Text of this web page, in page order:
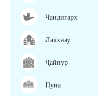
Чандигарх
Лакхнау
Ҷайпур
Пуна